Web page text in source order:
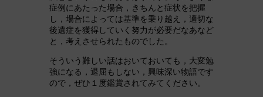
症例にあたった場合，きちんと症状を把握
し，場合によっては基準を乗り越え，適切な
後遺症を獲得していく努力が必要だなあなど
と，考えさせられたものでした。
そういう難しい話はおいておいても，大変勉
強になる，退屈もしない，興味深い物語です
ので，ぜひ１度鑑賞されてみてください。